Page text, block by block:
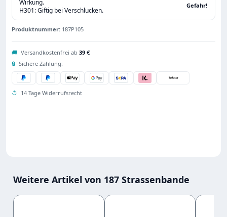
Wirkung.
H301: Giftig bei Verschlucken.
Gefahr!
Produktnummer: 187P105
🚚 Versandkostenfrei ab 39 €
🔒 Sichere Zahlung:
↺ 14 Tage Widerrufsrecht
Weitere Artikel von 187 Strassenbande
Produktgalerie überspringen